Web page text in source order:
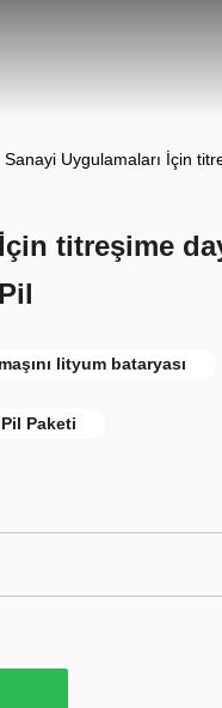
Sanayi Uygulamaları İçin
titreşime
lityum bataryası
Paketi